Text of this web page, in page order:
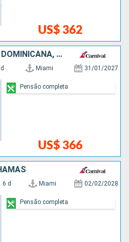
US$ 362
BAHAMAS, REPUBLICA DOMINICANA, ESTADOS UNIDOS
Miami 31/01/2027
US$ 366
Pensão completa
6 d Miami 02/02/2028
Pensão completa